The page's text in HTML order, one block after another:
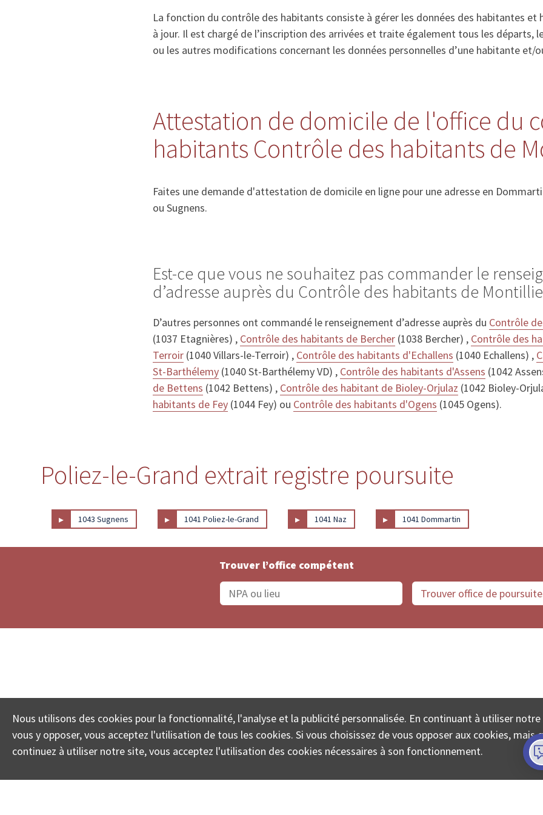
La fonction du contrôle des habitants consiste à gérer les données des habitantes
à jour. Il est chargé de l’inscription des arrivées et traite également tous les départs,
ou les autres modifications concernant les données personnelles d’une habitante et/
Attestation de domicile de l'office du
habitants Contrôle des habitants de
Faites une demande d'attestation de domicile en ligne pour une adresse en
ou Sugnens.
Est-ce que vous ne souhaitez pas commander le
d’adresse auprès du Contrôle des habitants de
D’autres personnes ont commandé le renseignement d’adresse auprès du Contrôle
(1037 Etagnières) , Contrôle des habitants de Bercher (1038 Bercher) , Contrôle des
Terroir (1040 Villars-le-Terroir) , Contrôle des habitants d'Echallens (1040 Echallens) ,
St-Barthélemy (1040 St-Barthélemy VD) , Contrôle des habitants d'Assens (1042
de Bettens (1042 Bettens) , Contrôle des habitant de Bioley-Orjulaz (1042 Bioley-
habitants de Fey (1044 Fey) ou Contrôle des habitants d'Ogens (1045 Ogens).
Poliez-le-Grand extrait registre poursuite
▸ 1043 Sugnens ▸ 1041 Poliez-le-Grand ▸ 1041 Naz ▸ 1041 Dommartin
Trouver l’office compétent
Nous utilisons des cookies pour la fonctionnalité, l'analyse et la publicité personnalisée. En continuant à utiliser
vous y opposer, vous acceptez l'utilisation de tous les cookies. Si vous choisissez de vous opposer aux cookies, mais
continuez à utiliser notre site, vous acceptez l'utilisation des cookies nécessaires à son fonctionnement.
© COLLECTA SA www.poursuites-plus.ch est un service de